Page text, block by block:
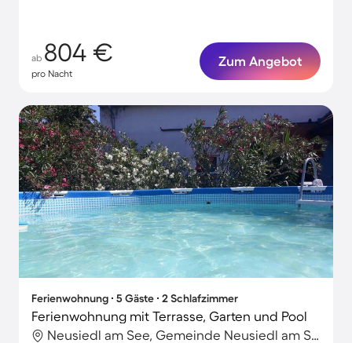
ab 804 €
pro Nacht
Zum Angebot
Ferienwohnung ∙ 5 Gäste ∙ 2 Schlafzimmer
Ferienwohnung mit Terrasse, Garten und Pool
Neusiedl am See, Gemeinde Neusiedl am See, Österreich